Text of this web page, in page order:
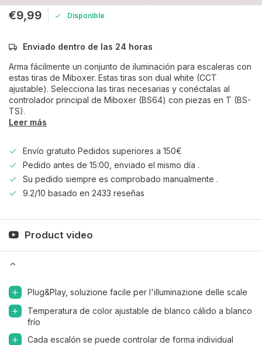
€9,99 Disponible
Enviado dentro de las 24 horas
Arma fácilmente un conjunto de iluminación para escaleras con
estas tiras de Miboxer. Estas tiras son dual white (CCT
ajustable). Selecciona las tiras necesarias y conéctalas al
controlador principal de Miboxer (BS64) con piezas en T (BS-
TS).
Leer más
Envío gratuito Pedidos superiores a 150€
Pedido antes de 15:00, enviado el mismo día .
Su pedido siempre es comprobado manualmente .
9.2/10 basado en 2433 reseñas
Product video
Plug&Play, soluzione facile per l'illuminazione delle scale
Temperatura de color ajustable de blanco cálido a blanco
frío
Cada escalón se puede controlar de forma individual